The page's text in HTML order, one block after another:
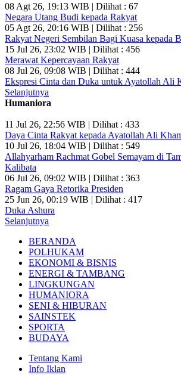
08 Agt 26, 19:13 WIB | Dilihat : 67
Negara Utang Budi kepada Rakyat
05 Agt 26, 20:16 WIB | Dilihat : 256
Rakyat Negeri Sembilan Bagi Kuasa kepada
15 Jul 26, 23:02 WIB | Dilihat : 456
Merawat Kepercayaan Rakyat
08 Jul 26, 09:08 WIB | Dilihat : 444
Ekspresi Cinta dan Duka untuk Ayatollah Ali
Selanjutnya
Humaniora
11 Jul 26, 22:56 WIB | Dilihat : 433
Daya Cinta Rakyat kepada Ayatollah Ali
10 Jul 26, 18:04 WIB | Dilihat : 549
Allahyarham Rachmat Gobel Semayam di
Kalibata
06 Jul 26, 09:02 WIB | Dilihat : 363
Ragam Gaya Retorika Presiden
25 Jun 26, 00:19 WIB | Dilihat : 417
Duka Ashura
Selanjutnya
BERANDA
POLHUKAM
EKONOMI & BISNIS
ENERGI & TAMBANG
LINGKUNGAN
HUMANIORA
SENI & HIBURAN
SAINSTEK
SPORTA
BUDAYA
Tentang Kami
Info Iklan